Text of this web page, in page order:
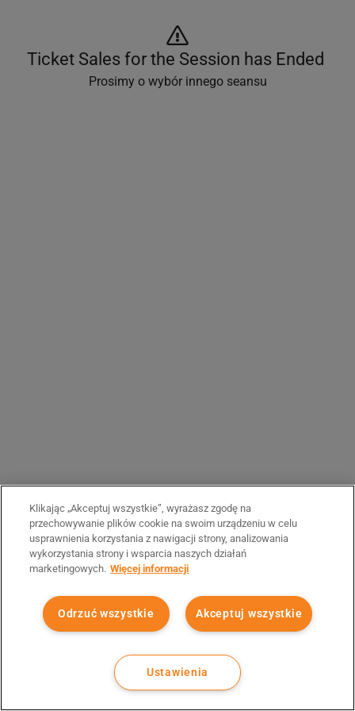
Ticket Sales for the Session has Ended
Prosimy o wybór innego seansu
Klikając „Akceptuj wszystkie”, wyrażasz zgodę na
przechowywanie plików cookie na swoim urządzeniu w celu
usprawnienia korzystania z nawigacji strony, analizowania
wykorzystania strony i wsparcia naszych działań
marketingowych. Więcej informacji
Akceptuj wszystkie
Odrzuć wszystkie
Ustawienia